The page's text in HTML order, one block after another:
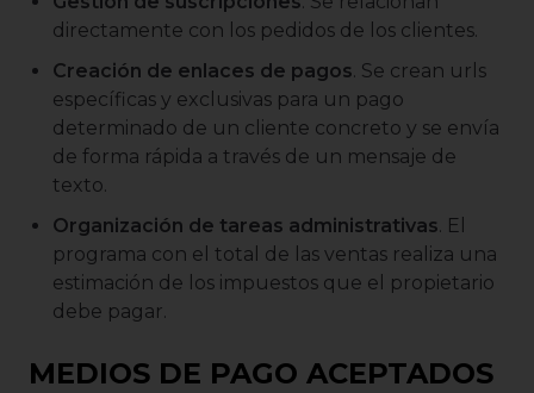
directamente con los pedidos de los clientes.
Creación de enlaces de pagos. Se crean urls
específicas y exclusivas para un pago
determinado de un cliente concreto y se envía
de forma rápida a través de un mensaje de
texto.
Organización de tareas administrativas. El
programa con el total de las ventas realiza una
estimación de los impuestos que el propietario
debe pagar.
MEDIOS DE PAGO ACEPTADOS